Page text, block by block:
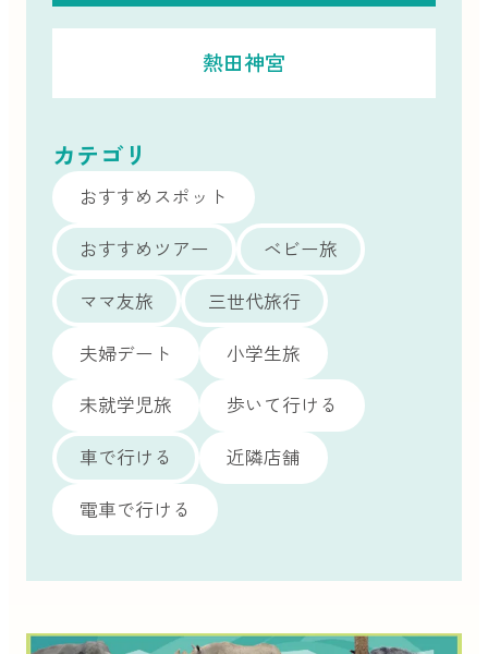
熱田神宮
カテゴリ
おすすめスポット
おすすめツアー
ベビー旅
ママ友旅
三世代旅行
夫婦デート
小学生旅
未就学児旅
歩いて行ける
車で行ける
近隣店舗
電車で行ける